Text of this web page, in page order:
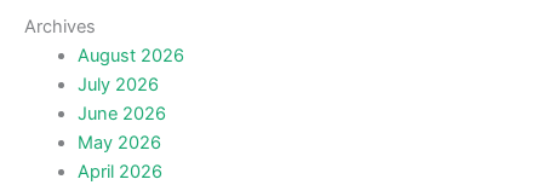
Archives
August 2026
July 2026
June 2026
May 2026
April 2026